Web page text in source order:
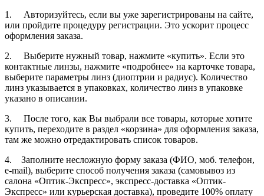
1. Авторизуйтесь, если вы уже зарегистрированы на сайте,
или пройдите процедуру регистрации. Это ускорит процесс
оформления заказа.
2. Выберите нужный товар, нажмите «купить». Если это
контактные линзы, нажмите «подробнее» на карточке товара,
выберите параметры линз (диоптрии и радиус). Количество
линз указывается в упаковках, количество линз в упаковке
указано в описании.
3. После того, как Вы выбрали все товары, которые хотите
купить, переходите в раздел «корзина» для оформления заказа,
там же можно отредактировать список товаров.
4. Заполните несложную форму заказа (ФИО, моб. телефон,
e-mail), выберите способ получения заказа (самовывоз из
салона «Оптик-Экспресс», экспресс-доставка «Оптик-
Экспресс» или курьерская доставка), проведите 100% оплату